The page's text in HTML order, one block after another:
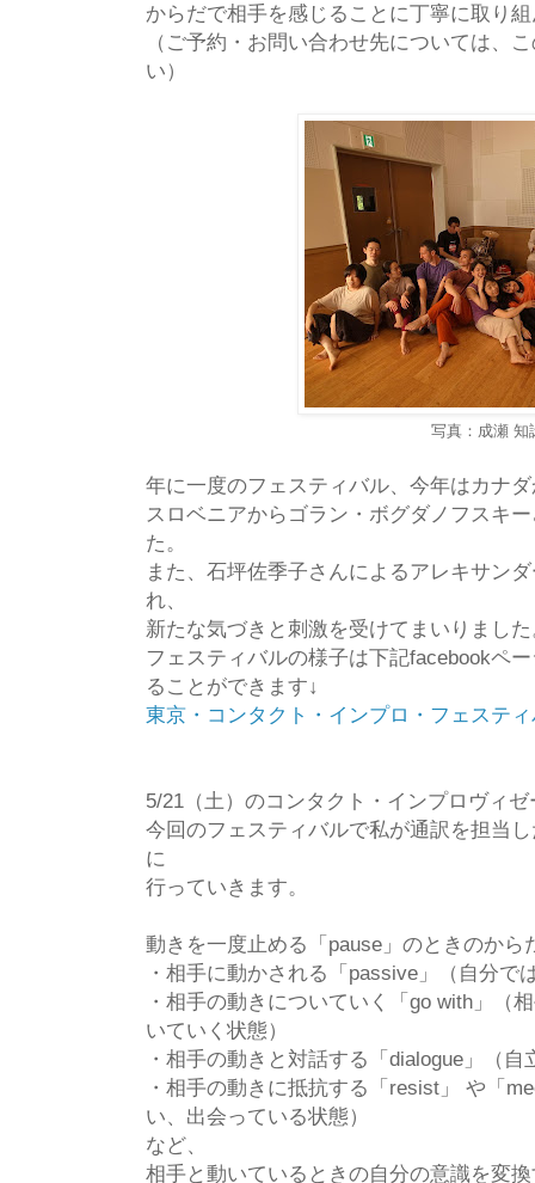
からだで相手を感じることに丁寧に取り
（ご予約・お問い合わせ先については、
い）
写真：成瀬 知
年に一度のフェスティバル、今年はカナ
スロベニアからゴラン・ボグダノフスキ
た。
また、石坪佐季子さんによるアレキサン
れ、
新たな気づきと刺激を受けてまいりまし
フェスティバルの様子は下記facebookペ
ることができます↓
東京・コンタクト・インプロ・フェステ
5/21（土）のコンタクト・インプロヴィゼ
今回のフェスティバルで私が通訳を担当
に
行っていきます。
動きを一度止める「pause」のときのから
・相手に動かされる「passive」（自分で
・相手の動きについていく「go with」（
いていく状態）
・相手の動きと対話する「dialogue」（
・相手の動きに抵抗する「resist」 や「
い、出会っている状態）
など、
相手と動いているときの自分の意識を変